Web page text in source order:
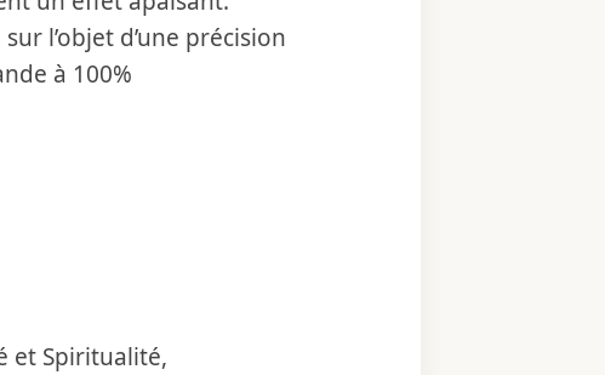
l’objet d’une précision
à 100%
et Spiritualité,